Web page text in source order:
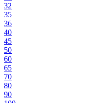
32
35
36
40
45
50
60
65
70
80
90